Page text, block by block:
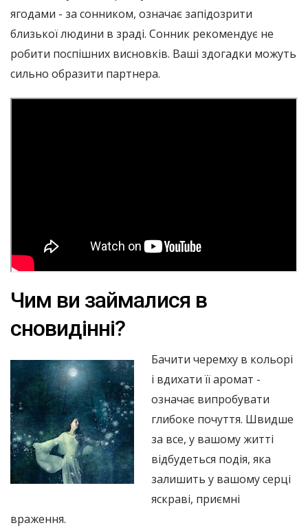
ягодами - за сонником, означає запідозрити
близької людини в зраді. Сонник рекомендує не
робити поспішних висновків. Ваші здогадки можуть
сильно образити партнера.
Чим ви займалися в
сновидінні?
Бачити черемху в кольорі
і вдихати її аромат -
означає випробувати
глибоке почуття. Швидше
за все, у вашому житті
відбудеться подія, яка
залишить у вашому серці
яскраві, приємні
враження.